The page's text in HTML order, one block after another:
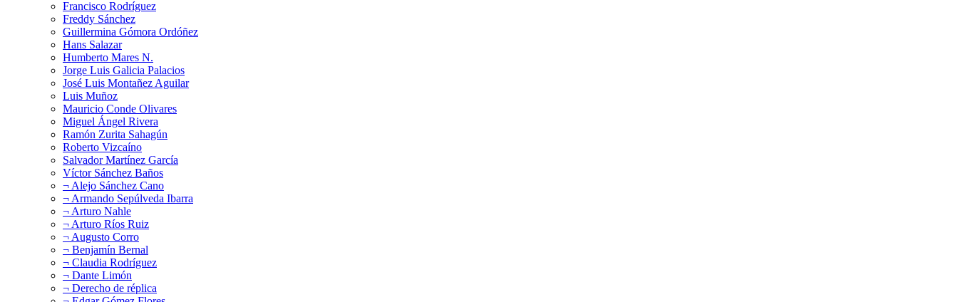
Francisco Rodríguez
Freddy Sánchez
Guillermina Gómora Ordóñez
Hans Salazar
Humberto Mares N.
Jorge Luis Galicia Palacios
José Luis Montañez Aguilar
Luis Muñoz
Mauricio Conde Olivares
Miguel Ángel Rivera
Ramón Zurita Sahagún
Roberto Vizcaíno
Salvador Martínez García
Víctor Sánchez Baños
¬ Alejo Sánchez Cano
¬ Armando Sepúlveda Ibarra
¬ Arturo Nahle
¬ Arturo Ríos Ruiz
¬ Augusto Corro
¬ Benjamín Bernal
¬ Claudia Rodríguez
¬ Dante Limón
¬ Derecho de réplica